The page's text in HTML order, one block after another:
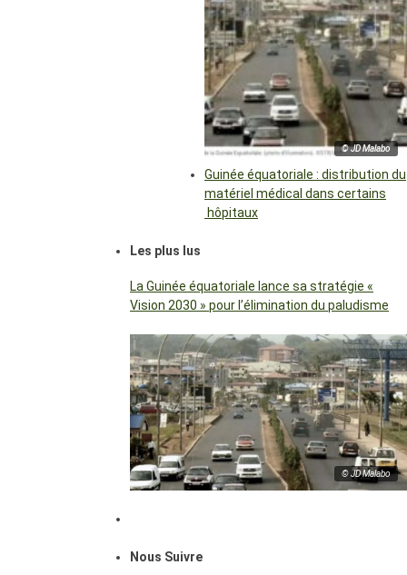
© JD Malabo
Guinée équatoriale : distribution du
matériel médical dans certains
hôpitaux
Les plus lus
La Guinée équatoriale lance sa stratégie «
Vision 2030 » pour l’élimination du paludisme
© JD Malabo
Nous Suivre